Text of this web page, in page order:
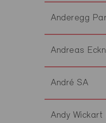
Anderegg
Andreas
André SA
Andy Wickart